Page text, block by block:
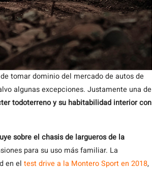
tomar dominio del mercado de autos de
algunas excepciones. Justamente una de
todoterreno y su habitabilidad interior con
sobre el chasis de largueros de la
para su uso más familiar. La
en el test drive a la Montero Sport en 2018,